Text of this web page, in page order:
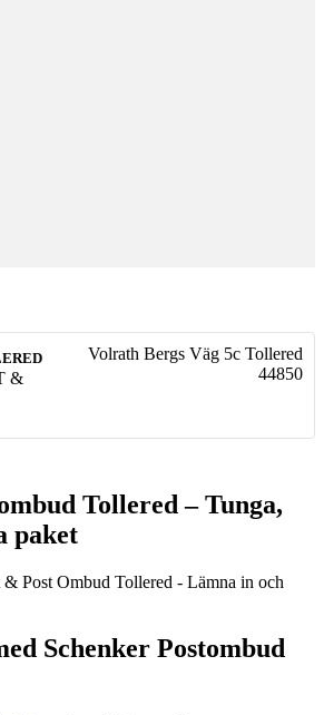
&
Volrath Bergs Väg 5c Tollered
44850
Tollered – Tunga,
paket
Schenker Postombud